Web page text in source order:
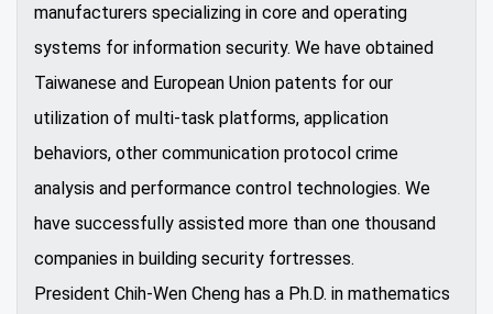
manufacturers specializing in core and operating
systems for information security. We have obtained
Taiwanese and European Union patents for our
utilization of multi-task platforms, application
behaviors, other communication protocol crime
analysis and performance control technologies. We
have successfully assisted more than one thousand
companies in building security fortresses.
President Chih-Wen Cheng has a Ph.D. in mathematics